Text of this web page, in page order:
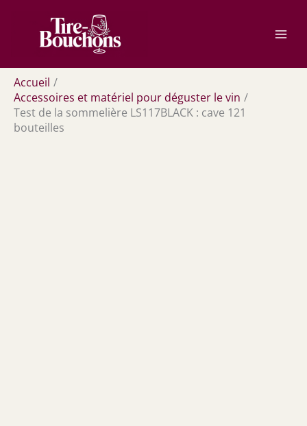
contenu
Accueil
Accessoires et matériel pour déguster le vin
Test de la sommelière LS117BLACK : cave 121
bouteilles